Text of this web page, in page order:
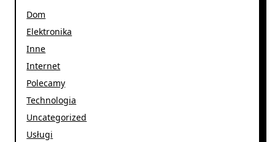
Dom
Elektronika
Inne
Internet
Polecamy
Technologia
Uncategorized
Usługi